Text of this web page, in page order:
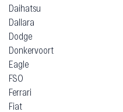
Daihatsu
Dallara
Dodge
Donkervoort
Eagle
FSO
Ferrari
Fiat